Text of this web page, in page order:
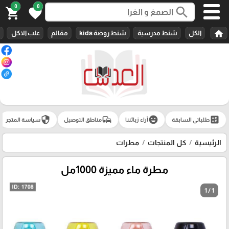
search
0
favorite
0
shopping_cart
home الكل شنط مدرسية شنط روضة kids مقالم علب الاكل
ballotطلباتي السابقة emoji_emotionsآراء زبائننا commuteمناطق التوصيل securityسياسة المتجر
الرئيسية كل المنتجات مطرات
مطرة ماء مميزة 1000مل
1 / 1